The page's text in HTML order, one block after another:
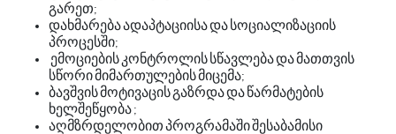
გარეთ;
დახმარებაადაპტაციისადასოციალიზაციის
პროცესში;
ემოციებისკონტროლისსწავლებადამათთვის
სწორიმიმართულებისმიცემა;
ბავშვისმოტივაცისგაზრდადაწარმატების
ხელშეწყობა;
აღმზრდელობითპროგრამაშიშესაბამისი